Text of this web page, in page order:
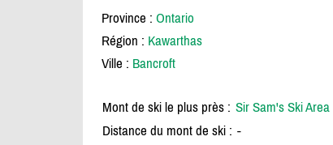
Province : Ontario
Région : Kawarthas
Ville : Bancroft
Mont de ski le plus près : Sir Sam's Ski Area
Distance du mont de ski : -